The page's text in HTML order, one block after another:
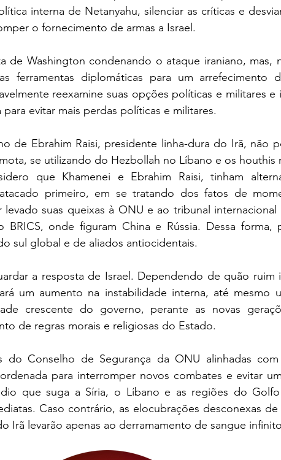
interna de Netanyahu, silenciar as críticas e
o fornecimento de armas a Israel.
de Washington condenando o ataque iraniano, mas,
ferramentas diplomáticas para um arrefecimento
reexamine suas opções políticas e militares e
evitar mais perdas políticas e militares.
de Ebrahim Raisi, presidente linha-dura do Irã, não
se utilizando do Hezbollah no Líbano e os houthis
que Khamenei e Ebrahim Raisi, tinham
primeiro, em se tratando dos fatos de
suas queixas à ONU e ao tribunal internacional
onde figuram China e Rússia. Dessa forma,
sul global e de aliados antiocidentais.
a resposta de Israel. Dependendo de quão ruim
um aumento na instabilidade interna, até mesmo
crescente do governo, perante as novas
de regras morais e religiosas do Estado.
do Conselho de Segurança da ONU alinhadas
para interromper novos combates e evitar
que suga a Síria, o Líbano e as regiões do
Caso contrário, as elocubrações desconexas de
Irã levarão apenas ao derramamento de sangue